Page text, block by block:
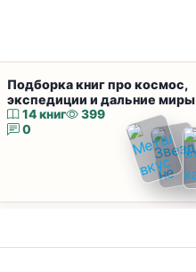
Подборка книг про космос,
экспедиции и дальние миры
14 книг
399
0